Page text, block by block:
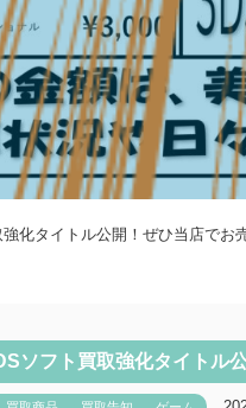
化タイトル公開！ぜひ当店でお
ソフト買取強化タイトル